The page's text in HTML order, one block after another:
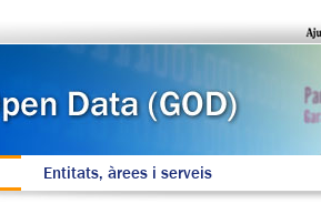
Entitats, àrees i serveis